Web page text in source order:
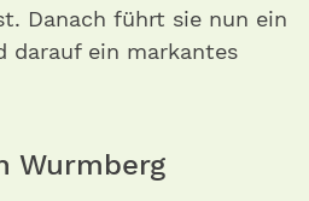
Danach führt sie nun ein
darauf ein markantes
Wurmberg